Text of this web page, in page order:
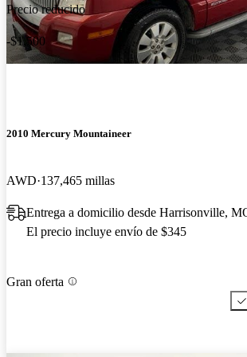
Precio reducido
-$1,500
2010 Mercury Mountaineer
AWD 137,465 millas
Entrega a domicilio desde Harrisonville,
El precio incluye envío de $345
Gran oferta